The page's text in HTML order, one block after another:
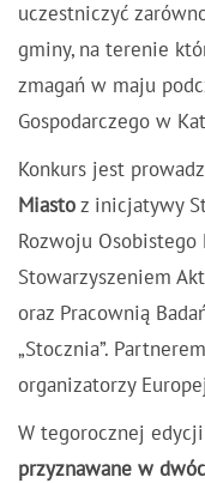
uczestniczyć
gminy, na terenie
zmagań w maju
Gospodarczego w
Konkurs jest
Miasto z inicjatywy
Rozwoju Osobistego
Stowarzyszeniem
oraz Pracownią
„Stocznia”.
organizatorzy
W tegorocznej
przyznawane w